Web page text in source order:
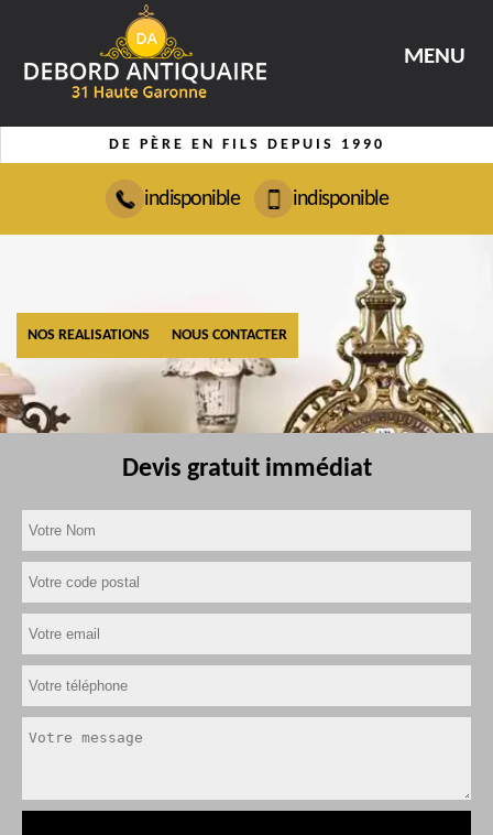
MENU
DE PÈRE EN FILS DEPUIS 1990
indisponible indisponible
NOS REALISATIONS NOUS CONTACTER
Devis gratuit immédiat